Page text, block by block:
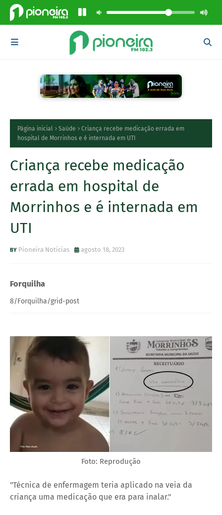
Página inicial Saúde
Criança recebe medicação errada em
hospital de Morrinhos e é internada em UTI
Criança recebe medicação
errada em hospital de
Morrinhos e é internada em
UTI
Pioneira Noticias agosto 18, 2023
Forquilha
8/Forquilha/grid-post
Foto: Reprodução
"Técnica de enfermagem teria aplicado na veia da
criança uma medicação que era para inalar."